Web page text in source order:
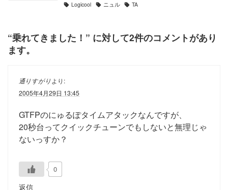
Logicool
ニュル TA
“乗れてきました！ ” に対して2件のコメントがあり
ます。
通りすがり より:
2005年4月29日 13:45
GTFPのにゅるぽタイムアタックなんですが、
20秒台ってクイックチューンでもしないと無理じゃ
ないっすか？
0
返信